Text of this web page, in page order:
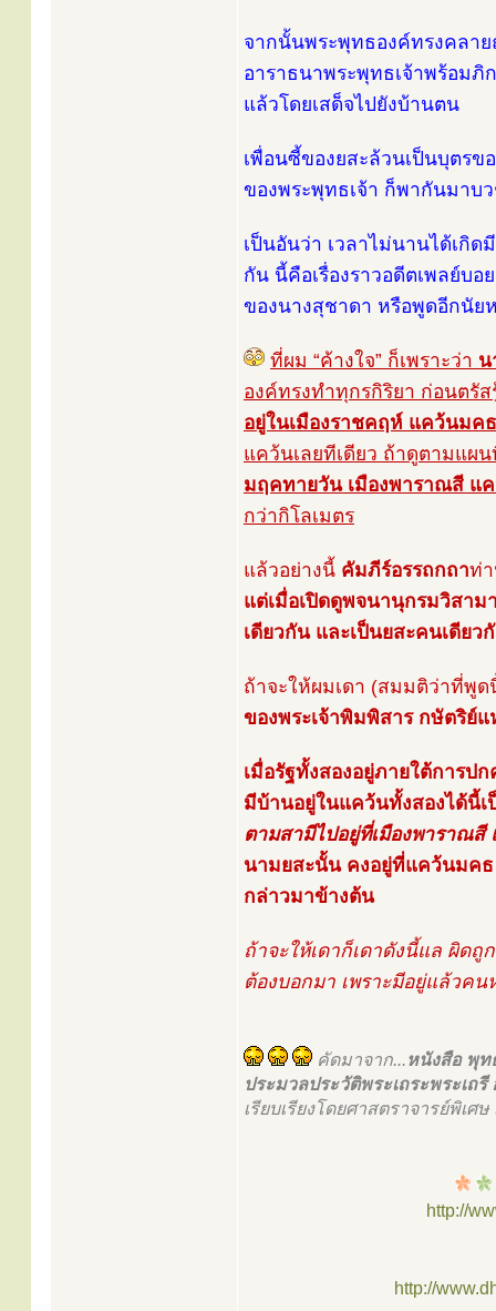
จากนั้นพระพุทธองค์ทรงคลา
อาราธนาพระพุทธเจ้าพร้อม
แล้วโดยเสด็จไปยังบ้านตน
เพื่อนซี้ของยสะล้วนเป็นบุตร
ของพระพุทธเจ้า ก็พากันมาบ
เป็นอันว่า เวลาไม่นานได้เกิ
กัน นี้คือเรื่องราวอดีตเพลย์บ
ของนางสุชาดา หรือพูดอีกนัย
ที่ผม “ค้างใจ” ก็เพราะว่า น
องค์ทรงทำทุกรกิริยา ก่อนตรัส
อยู่ในเมืองราชคฤห์ แคว้นมคธ
แคว้นเลยทีเดียว ถ้าดูตามแผ
มฤคทายวัน เมืองพาราณสี แ
กว่ากิโลเมตร
แล้วอย่างนี้ คัมภีร์อรรถกถาท่
แต่เมื่อเปิดดูพจนานุกรมวิสา
เดียวกัน และเป็นยสะคนเดียว
ถ้าจะให้ผมเดา (สมมติว่าที่พูด
ของพระเจ้าพิมพิสาร กษัตริย์
เมื่อรัฐทั้งสองอยู่ภายใต้การป
มีบ้านอยู่ในแคว้นทั้งสองได้นี้เ
ตามสามีไปอยู่ที่เมืองพาราณสี
นามยสะนั้น คงอยู่ที่แคว้นมคธ
กล่าวมาข้างต้น
ถ้าจะให้เดาก็เดาดังนี้แล ผิดถู
ต้องบอกมา เพราะมีอยู่แล้วค
คัดมาจาก...หนังสือ พุท
ประมวลประวัติพระเถระพระเถ
เรียบเรียงโดยศาสตราจารย์พิเ
http://
http://